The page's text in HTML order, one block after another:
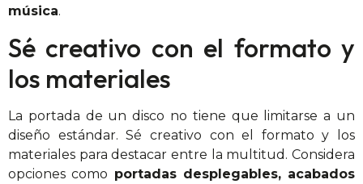
música.
Sé creativo con el formato y
los materiales
La portada de un disco no tiene que limitarse a un
diseño estándar. Sé creativo con el formato y los
materiales para destacar entre la multitud. Considera
opciones como portadas desplegables, acabados